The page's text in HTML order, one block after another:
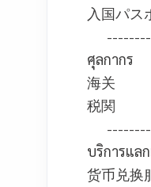
入国パス
ศุลกากร
海关
税関
บริการแล
货币兑换